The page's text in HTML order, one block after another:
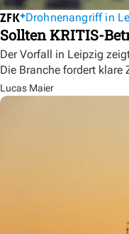
Drohnenangriff in
Sollten KRITIS-
Der Vorfall in Leipzig
Die Branche fordert klare
Lucas Maier